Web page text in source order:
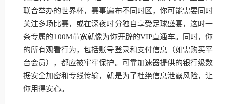
联合举办的世界杯，赛事遍布不同时区，你可能需要同时
关注多场比赛，或在深夜时分独自享受足球盛宴，这时一
条专属的100M带宽就像为你开辟的VIP直通车。同时，你
的所有观看行为，包括账号登录和支付信息（如需购买平
台会员），都应被牢牢保护。可靠加速器提供的银行级数
据安全加密和专线传输，就是为了杜绝信息泄露风险，让
你用得安心。